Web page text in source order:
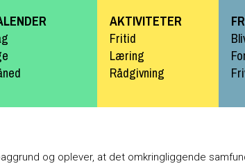
hovedindhold
AKTIVITETER
Fritid
Læring
Rådgivning
og oplever, at det omkringliggende